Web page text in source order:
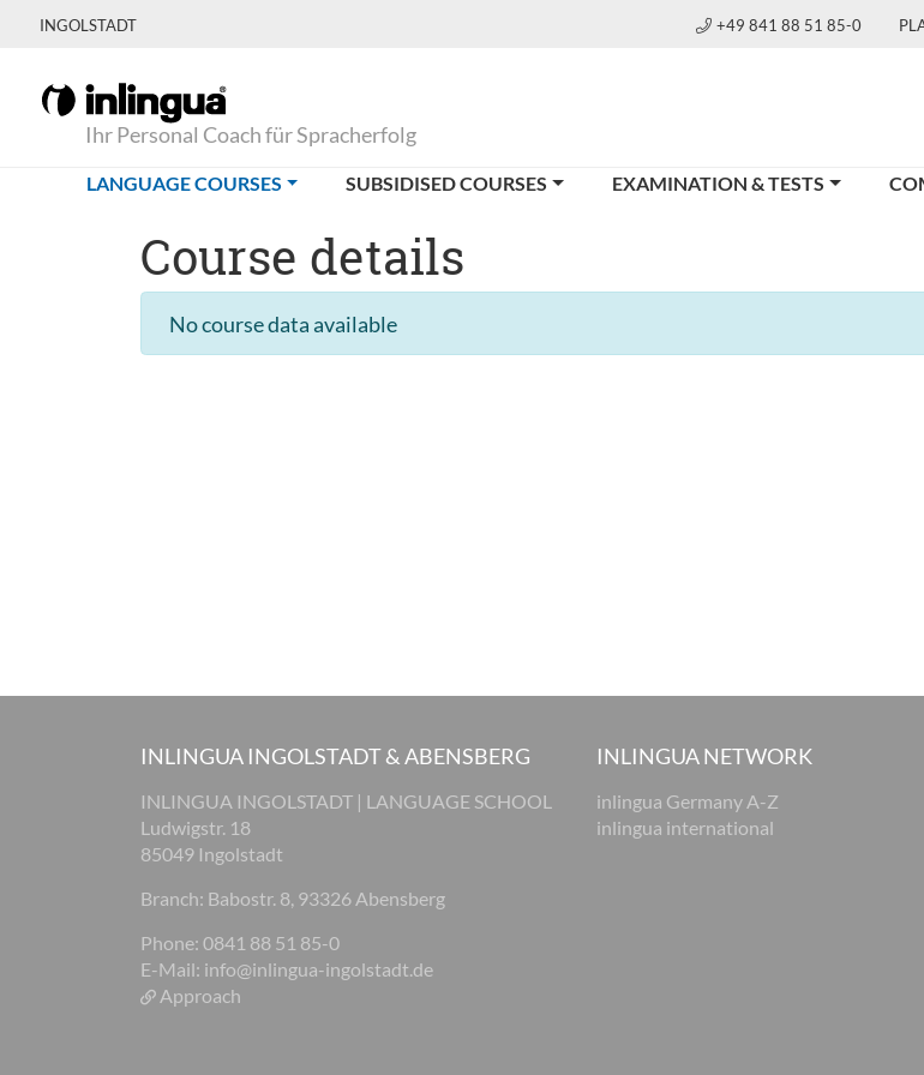
INGOLSTADT +49 841 88 51 85-0
Ihr Personal Coach für Spracherfolg
LANGUAGE COURSES(CURRENT)SUBSIDISED COURSES EXAMINATION & TESTS
Course details
No course data available
INLINGUA INGOLSTADT & ABENSBERG
INLINGUA INGOLSTADT | LANGUAGE SCHOOL
Ludwigstr. 18
85049 Ingolstadt
Branch: Babostr. 8, 93326 Abensberg
Phone: 0841 88 51 85-0
E-Mail: info@inlingua-ingolstadt.de
Approach
INLINGUA NETWORK
inlingua Germany A-Z
inlingua international